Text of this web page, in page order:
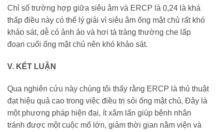
Chỉ số trường hợp giữa siêu âm và ERCP là 0,24 là khá
thấp điều này có thể lý giải vì siêu âm ống mật chủ rất khó
khảo sát, dễ có ảnh ảo và hơi tá tràng thường che lấp
đoạn cuối ống mật chủ nên khó khảo sát.
V. KẾT LUẬN
Qua nghiên cứu này chúng tôi thấy rằng ERCP là thủ thuật
đạt hiệu quả cao trong việc điều trị sỏi ống mật chủ, Đây là
một phương pháp hiện đại, ít xâm lấn giúp bệnh nhân
tránh được một cuộc mổ lớn, giảm thời gian nằm viện và